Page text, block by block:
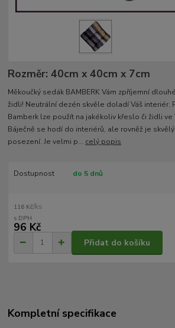
Rozměr: 40cm x 40cm x 7cm
Měkoučký sedák BAMBERK Vám zpříjemní
židli! Neutrální dezén skvěle doladí Váš interiér.
Bamberk lze použít na jakékoliv křeslo či židli ve
Báječně se hodí do interiérů, ale rovněž je
posezení. Je velmi p... celý popis
Dostupnost do 5 dnů
116 Kč/ks
96 Kč
Přidat do košíku
Kompletní specifikace